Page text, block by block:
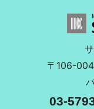
〒106-
03-